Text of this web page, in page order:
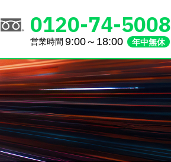
0120-74-5008
営業時間 9:00～18:00 年中無休